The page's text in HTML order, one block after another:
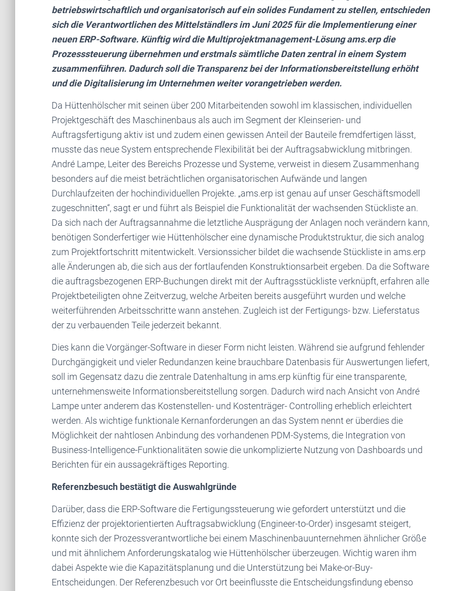
betriebswirtschaftlich und organisatorisch auf ein solides Fundament zu stellen, entschieden
sich die Verantwortlichen des Mittelständlers im Juni 2025 für die Implementierung einer
neuen ERP-Software. Künftig wird die Multiprojektmanagement-Lösung ams.erp die
Prozesssteuerung übernehmen und erstmals sämtliche Daten zentral in einem System
zusammenführen. Dadurch soll die Transparenz bei der Informationsbereitstellung erhöht
und die Digitalisierung im Unternehmen weiter vorangetrieben werden.
Da Hüttenhölscher mit seinen über 200 Mitarbeitenden sowohl im klassischen, individuellen
Projektgeschäft des Maschinenbaus als auch im Segment der Kleinserien- und
Auftragsfertigung aktiv ist und zudem einen gewissen Anteil der Bauteile fremdfertigen lässt,
musste das neue System entsprechende Flexibilität bei der Auftragsabwicklung mitbringen.
André Lampe, Leiter des Bereichs Prozesse und Systeme, verweist in diesem Zusammenhang
besonders auf die meist beträchtlichen organisatorischen Aufwände und langen
Durchlaufzeiten der hochindividuellen Projekte. „ams.erp ist genau auf unser Geschäftsmodell
zugeschnitten“, sagt er und führt als Beispiel die Funktionalität der wachsenden Stückliste an.
Da sich nach der Auftragsannahme die letztliche Ausprägung der Anlagen noch verändern kann,
benötigen Sonderfertiger wie Hüttenhölscher eine dynamische Produktstruktur, die sich analog
zum Projektfortschritt mitentwickelt. Versionssicher bildet die wachsende Stückliste in ams.erp
alle Änderungen ab, die sich aus der fortlaufenden Konstruktionsarbeit ergeben. Da die Software
die auftragsbezogenen ERP-Buchungen direkt mit der Auftragsstückliste verknüpft, erfahren alle
Projektbeteiligten ohne Zeitverzug, welche Arbeiten bereits ausgeführt wurden und welche
weiterführenden Arbeitsschritte wann anstehen. Zugleich ist der Fertigungs- bzw. Lieferstatus
der zu verbauenden Teile jederzeit bekannt.
Dies kann die Vorgänger-Software in dieser Form nicht leisten. Während sie aufgrund fehlender
Durchgängigkeit und vieler Redundanzen keine brauchbare Datenbasis für Auswertungen liefert,
soll im Gegensatz dazu die zentrale Datenhaltung in ams.erp künftig für eine transparente,
unternehmensweite Informationsbereitstellung sorgen. Dadurch wird nach Ansicht von André
Lampe unter anderem das Kostenstellen- und Kostenträger- Controlling erheblich erleichtert
werden. Als wichtige funktionale Kernanforderungen an das System nennt er überdies die
Möglichkeit der nahtlosen Anbindung des vorhandenen PDM-Systems, die Integration von
Business-Intelligence-Funktionalitäten sowie die unkomplizierte Nutzung von Dashboards und
Berichten für ein aussagekräftiges Reporting.
Referenzbesuch bestätigt die Auswahlgründe
Darüber, dass die ERP-Software die Fertigungssteuerung wie gefordert unterstützt und die
Effizienz der projektorientierten Auftragsabwicklung (Engineer-to-Order) insgesamt steigert,
konnte sich der Prozessverantwortliche bei einem Maschinenbauunternehmen ähnlicher Größe
und mit ähnlichem Anforderungskatalog wie Hüttenhölscher überzeugen. Wichtig waren ihm
dabei Aspekte wie die Kapazitätsplanung und die Unterstützung bei Make-or-Buy-
Entscheidungen. Der Referenzbesuch vor Ort beeinflusste die Entscheidungsfindung ebenso